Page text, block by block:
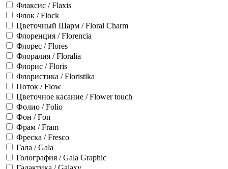
Флаксис / Flaxis
Флок / Flock
Цветочный Шарм / Floral Charm
Флоренция / Florencia
Флорес / Flores
Флоралия / Floralia
Флорис / Floris
Флористика / Floristika
Поток / Flow
Цветочное касание / Flower touch
Фолио / Folio
Фон / Fon
Фрам / Fram
Фреска / Fresco
Гала / Gala
Голография / Gala Graphic